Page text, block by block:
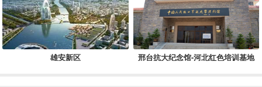
雄安新区 邢台抗大纪念馆-河北红色培训基地